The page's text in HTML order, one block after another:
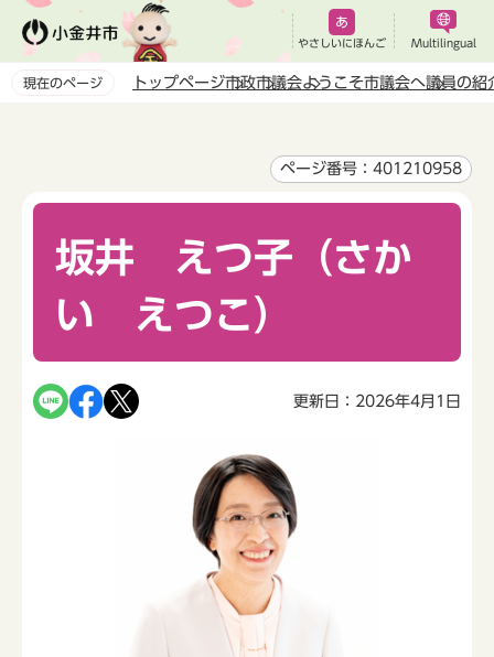
ペ
やさしいにほんご Multilingual
現在のページ トップページ市政市議会ようこそ市議会へ議員の紹
ページ番号：401210958
坂井 えつ子（さか
い えつこ）
更新日：2026年4月1日